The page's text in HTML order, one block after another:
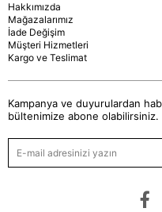
Hakkımızda
Mağazalarımız
İade Değişim
Müşteri Hizmetleri
Kargo ve Teslimat
Kampanya ve duyurulardan
bültenimize abone olabilirsiniz.